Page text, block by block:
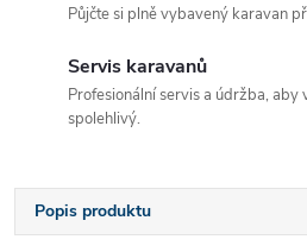
Půjčte si plně vybavený karavan
Servis karavanů
Profesionální servis a údržba, aby
spolehlivý.
Popis produktu